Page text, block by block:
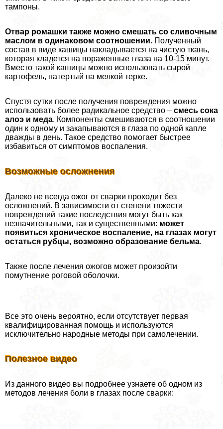
тампоны.
Отвар ромашки также можно смешать со сливочным
маслом в одинаковом соотношении. Полученный
состав в виде кашицы накладывается на чистую ткань,
которая кладется на пораженные глаза на 10-15 минут.
Вместо такой кашицы можно использовать сырой
картофель, натертый на мелкой терке.
Спустя сутки после получения повреждения можно
использовать более радикальное средство – смесь сока
алоэ и меда. Компоненты смешиваются в соотношении
один к одному и закапываются в глаза по одной капле
дважды в день. Такое средство помогает быстрее
избавиться от симптомов воспаления.
Возможные осложнения
Далеко не всегда ожог от сварки проходит без
осложнений. В зависимости от степени тяжести
повреждений такие последствия могут быть как
незначительными, так и существенными: может
появиться хроническое воспаление, на глазах могут
остаться рубцы, возможно образование бельма.
Также после лечения ожогов может произойти
помутнение роговой оболочки.
Все это очень вероятно, если отсутствует первая
квалифицированная помощь и используются
исключительно народные методы при самолечении.
Полезное видео
Из данного видео вы подробнее узнаете об одном из
методов лечения боли в глазах после сварки: